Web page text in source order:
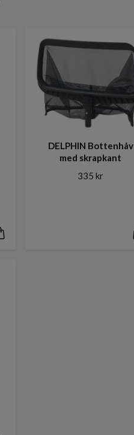
DELPHIN Bottenhåv
med skrapkant
335 kr